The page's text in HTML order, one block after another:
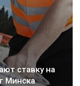
ставку на
Минска